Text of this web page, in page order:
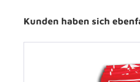
Kunden haben sich